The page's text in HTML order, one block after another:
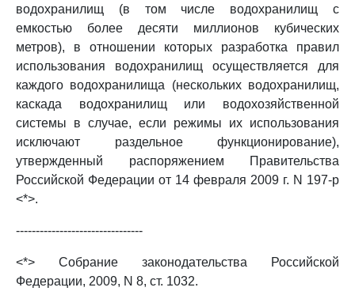
водохранилищ (в том числе водохранилищ с
емкостью более десяти миллионов кубических
метров), в отношении которых разработка правил
использования водохранилищ осуществляется для
каждого водохранилища (нескольких водохранилищ,
каскада водохранилищ или водохозяйственной
системы в случае, если режимы их использования
исключают раздельное функционирование),
утвержденный распоряжением Правительства
Российской Федерации от 14 февраля 2009 г. N 197-р
<*>.
--------------------------------
<*> Собрание законодательства Российской
Федерации, 2009, N 8, ст. 1032.